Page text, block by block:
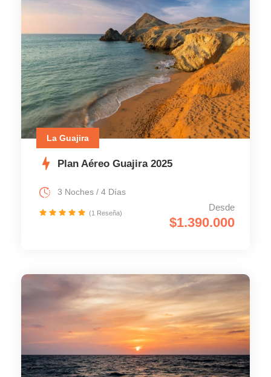
La Guajira
Plan Aéreo Guajira 2025
Desde
$1.390.000
3 Noches / 4 Días
(1 Reseña)